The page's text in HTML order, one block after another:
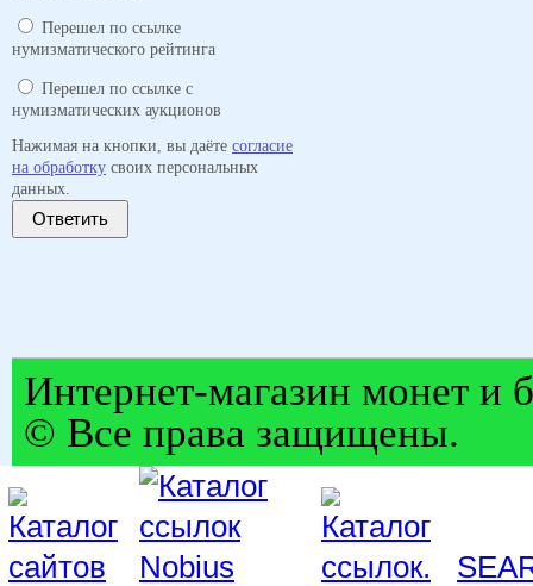
Перешел по ссылке
нумизматического рейтинга
Перешел по ссылке с
нумизматических аукционов
Нажимая на кнопки, вы даёте согласие
на обработку своих персональных
данных.
Ответить
Интернет-магазин монет и
© Все права защищены.